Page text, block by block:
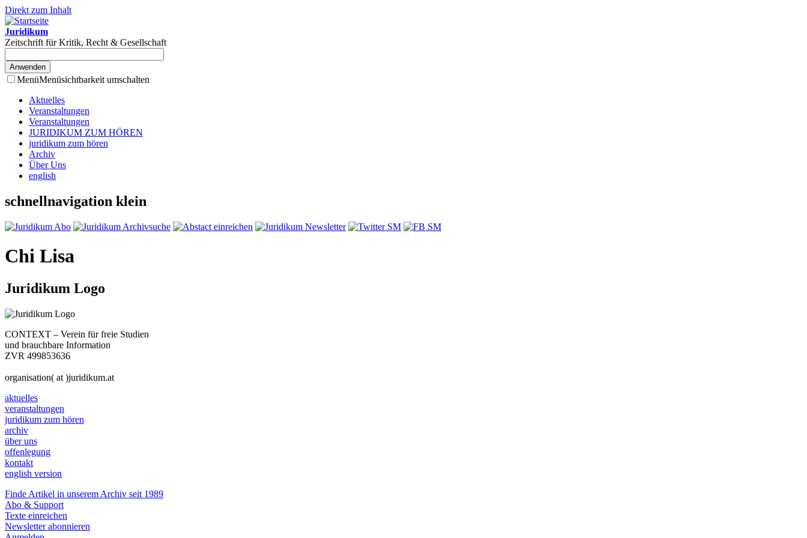
Direkt zum Inhalt
Juridikum
Zeitschrift für Kritik, Recht & Gesellschaft
MenüMenüsichtbarkeit umschalten
Aktuelles
Veranstaltungen
Veranstaltungen
JURIDIKUM ZUM HÖREN
juridikum zum hören
Archiv
Über Uns
english
schnellnavigation klein
Chi Lisa
Juridikum Logo
CONTEXT – Verein für freie Studien
und brauchbare Information
ZVR 499853636
organisation( at )juridikum.at
aktuelles
veranstaltungen
juridikum zum hören
archiv
über uns
offenlegung
kontakt
english version
Finde Artikel in unserem Archiv seit 1989
Abo & Support
Texte einreichen
Newsletter abonnieren